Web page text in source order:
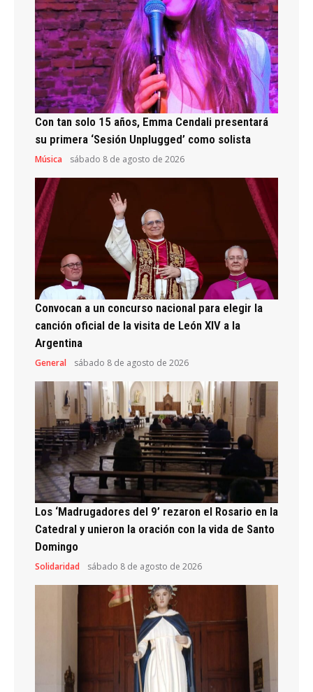
Con tan solo 15 años, Emma Cendali presentará
su primera ‘Sesión Unplugged’ como solista
Música sábado 8 de agosto de 2026
Convocan a un concurso nacional para elegir la
canción oficial de la visita de León XIV a la
Argentina
General sábado 8 de agosto de 2026
Los ‘Madrugadores del 9’ rezaron el Rosario en la
Catedral y unieron la oración con la vida de Santo
Domingo
Solidaridad sábado 8 de agosto de 2026